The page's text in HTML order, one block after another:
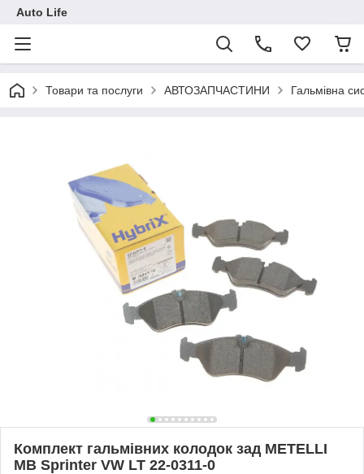
Auto Life
Товари та послуги АВТОЗАПЧАСТИНИ Гальмівна
Комплект гальмівних колодок зад METELLI
MB Sprinter VW LT 22-0311-0